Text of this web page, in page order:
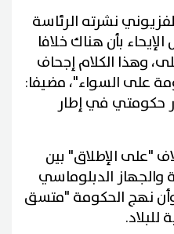
نشرته الرئاسة
بأن هناك خلافا
وهذا الكلام إجحاف
على السواء"، مضيفا:
حكومتي في إطار
"على الإطلاق" بين
والجهاز الدبلوماسي
نهج الحكومة "متسق